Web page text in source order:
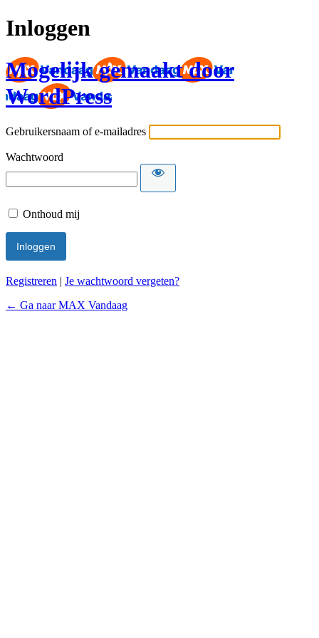
Inloggen
Mogelijk gemaakt door
WordPress
Gebruikersnaam of e-mailadres
Wachtwoord
Onthoud mij
Registreren | Je wachtwoord vergeten?
← Ga naar MAX Vandaag